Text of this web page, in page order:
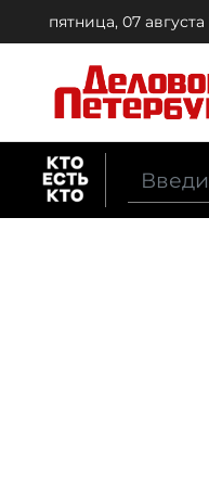
пятница, 07 августа